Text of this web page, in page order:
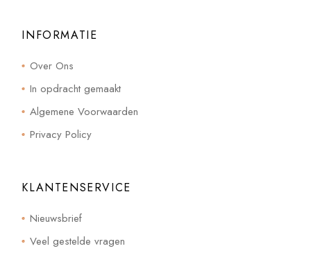
INFORMATIE
Over Ons
In opdracht gemaakt
Algemene Voorwaarden
Privacy Policy
KLANTENSERVICE
Nieuwsbrief
Veel gestelde vragen